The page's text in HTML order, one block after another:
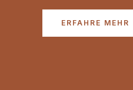
ERFAHRE MEHR